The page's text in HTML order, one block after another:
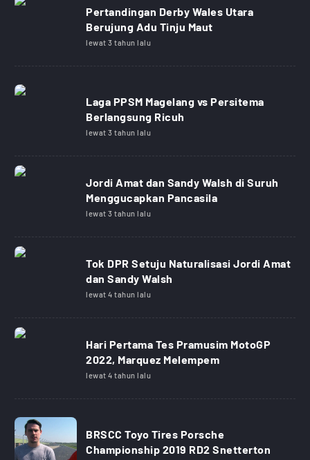
Pertandingan Derby Wales Utara
Berujung Adu Tinju Maut
lewat 3 tahun lalu
Laga PPSM Magelang vs Persitema
Berlangsung Ricuh
lewat 3 tahun lalu
Jordi Amat dan Sandy Walsh di Suruh
Menggucapkan Pancasila
lewat 3 tahun lalu
Tok DPR Setuju Naturalisasi Jordi Amat
dan Sandy Walsh
lewat 4 tahun lalu
Hari Pertama Tes Pramusim MotoGP
2022, Marquez Melempem
lewat 4 tahun lalu
BRSCC Toyo Tires Porsche
Championship 2019 RD2 Snetterton